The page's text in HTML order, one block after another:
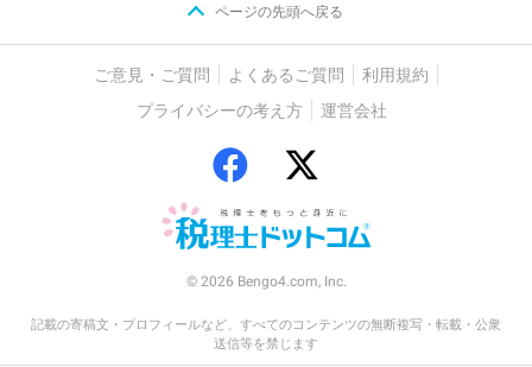
ページの先頭へ戻る
ご意見・ご質問 よくあるご質問
利用規約
プライバシーの考え方
運営会社
© 2026 Bengo4.com, Inc.
記載の寄稿文・プロフィールなど、すべてのコンテンツの無断複写・転載・公衆
送信等を禁じます